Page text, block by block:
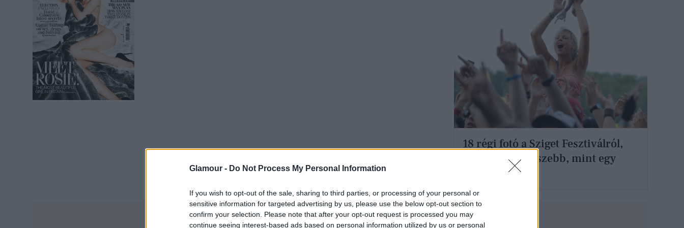
Glamour - Do Not Process My Personal Information
If you wish to opt-out of the sale, sharing to third parties, or processing of your personal or
sensitive information for targeted advertising by us, please use the below opt-out section to
confirm your selection. Please note that after your opt-out request is processed you may
continue seeing interest-based ads based on personal information utilized by us or personal
18 régi fotó a Sziget Fesztiválról,
ami vadabb és szebb, mint egy
időutazás